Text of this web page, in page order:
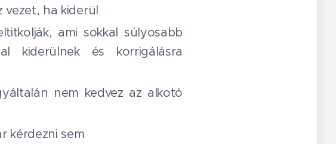
vezet, ha kiderül
ami sokkal súlyosabb
kiderülnek és korrigálásra
nem kedvez az alkotó
kérdezni sem